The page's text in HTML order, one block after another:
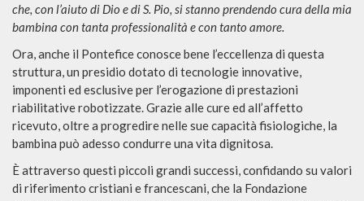
che, con l’aiuto di Dio e di S. Pio, si stanno prendendo cura della mia
bambina con tanta professionalità e con tanto amore.
Ora, anche il Pontefice conosce bene l’eccellenza di questa
struttura, un presidio dotato di tecnologie innovative,
imponenti ed esclusive per l’erogazione di prestazioni
riabilitative robotizzate. Grazie alle cure ed all’affetto
ricevuto, oltre a progredire nelle sue capacità fisiologiche, la
bambina può adesso condurre una vita dignitosa.
È attraverso questi piccoli grandi successi, confidando su valori
di riferimento cristiani e francescani, che la Fondazione